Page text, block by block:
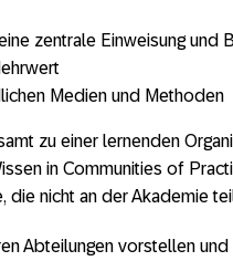
zentrale Einweisung und
Medien und Methoden
zu einer lernenden
in Communities of
die nicht an der Akademie
Abteilungen vorstellen